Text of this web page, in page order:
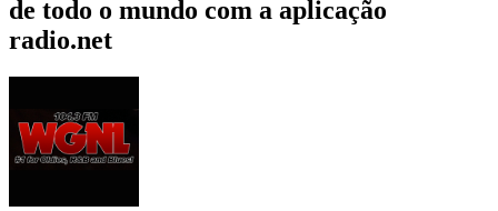
de todo o mundo com a aplicação
radio.net